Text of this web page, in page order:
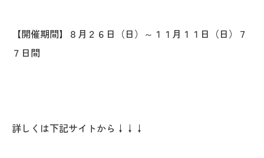
【開催期間】８月２６日（日）～１１月１１日（日）７
７日間
詳しくは下記サイトから↓↓↓